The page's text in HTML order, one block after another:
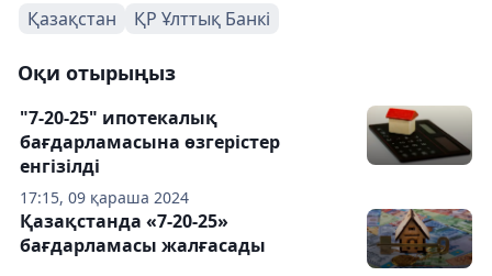
Қазақстан ҚР Ұлттық Банкі
Оқи отырыңыз
17:15, 09 қараша 2024
"7-20-25" ипотекалық
бағдарламасына өзгерістер
енгізілді
Қазақстанда «7-20-25»
бағдарламасы жалғасады